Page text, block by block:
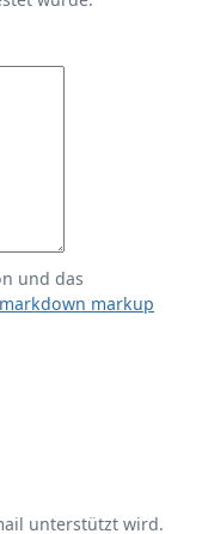
und das
markdown markup
unterstützt wird.